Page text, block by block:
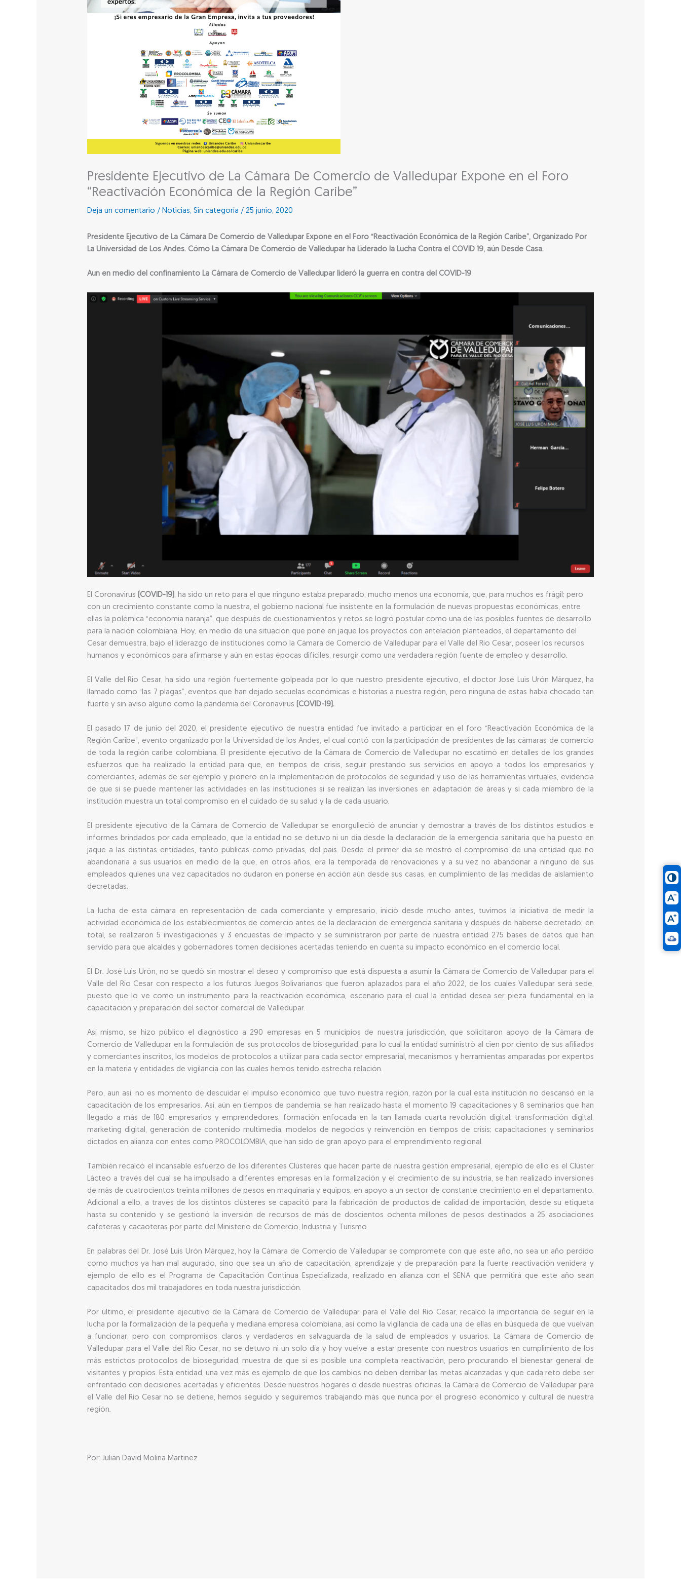
Presidente Ejecutivo de La Cámara De Comercio de Valledupar Expone en el Foro
“Reactivación Económica de la Región Caribe”
Deja un comentario / Noticias,Sin categoría / 25 junio, 2020
Presidente Ejecutivo de La Cámara De Comercio de Valledupar Expone en el Foro “Reactivación Económica de la Región Caribe”, Organizado Por
La Universidad de Los Andes. Cómo La Cámara De Comercio de Valledupar ha Liderado la Lucha Contra el COVID 19, aún Desde Casa.
Aun en medio del confinamiento La Cámara de Comercio de Valledupar lideró la guerra en contra del COVID-19
El Coronavirus (COVID-19), ha sido un reto para el que ninguno estaba preparado, mucho menos una economía, que, para muchos es frágil; pero
con un crecimiento constante como la nuestra, el gobierno nacional fue insistente en la formulación de nuevas propuestas económicas, entre
ellas la polémica “economía naranja”, que después de cuestionamientos y retos se logró postular como una de las posibles fuentes de desarrollo
para la nación colombiana. Hoy, en medio de una situación que pone en jaque los proyectos con antelación planteados, el departamento del
Cesar demuestra, bajo el liderazgo de instituciones como la Cámara de Comercio de Valledupar para el Valle del Río Cesar, poseer los recursos
humanos y económicos para afirmarse y aún en estas épocas difíciles, resurgir como una verdadera región fuente de empleo y desarrollo.
El Valle del Río Cesar, ha sido una región fuertemente golpeada por lo que nuestro presidente ejecutivo, el doctor José Luis Urón Márquez, ha
llamado como “las 7 plagas”, eventos que han dejado secuelas económicas e historias a nuestra región, pero ninguna de estas había chocado tan
fuerte y sin aviso alguno como la pandemia del Coronavirus (COVID-19).
El pasado 17 de junio del 2020, el presidente ejecutivo de nuestra entidad fue invitado a participar en el foro “Reactivación Económica de la
Región Caribe”, evento organizado por la Universidad de los Andes, el cual contó con la participación de presidentes de las cámaras de comercio
de toda la región caribe colombiana. El presidente ejecutivo de la Cámara de Comercio de Valledupar no escatimó en detalles de los grandes
esfuerzos que ha realizado la entidad para que, en tiempos de crisis, seguir prestando sus servicios en apoyo a todos los empresarios y
comerciantes, además de ser ejemplo y pionero en la implementación de protocolos de seguridad y uso de las herramientas virtuales, evidencia
de que sí se puede mantener las actividades en las instituciones si se realizan las inversiones en adaptación de áreas y si cada miembro de la
institución muestra un total compromiso en el cuidado de su salud y la de cada usuario.
El presidente ejecutivo de la Cámara de Comercio de Valledupar se enorgulleció de anunciar y demostrar a través de los distintos estudios e
informes brindados por cada empleado, que la entidad no se detuvo ni un día desde la declaración de la emergencia sanitaria que ha puesto en
jaque a las distintas entidades, tanto públicas como privadas, del país. Desde el primer día se mostró el compromiso de una entidad que no
abandonaría a sus usuarios en medio de la que, en otros años, era la temporada de renovaciones y a su vez no abandonar a ninguno de sus
empleados quienes una vez capacitados no dudaron en ponerse en acción aún desde sus casas, en cumplimiento de las medidas de aislamiento
decretadas.
La lucha de esta cámara en representación de cada comerciante y empresario, inició desde mucho antes, tuvimos la iniciativa de medir la
actividad económica de los establecimientos de comercio antes de la declaración de emergencia sanitaria y después de haberse decretado; en
total, se realizaron 5 investigaciones y 3 encuestas de impacto y se suministraron por parte de nuestra entidad 275 bases de datos que han
servido para que alcaldes y gobernadores tomen decisiones acertadas teniendo en cuenta su impacto económico en el comercio local.
El Dr. José Luis Urón, no se quedó sin mostrar el deseo y compromiso que está dispuesta a asumir la Cámara de Comercio de Valledupar para el
Valle del Río Cesar con respecto a los futuros Juegos Bolivarianos que fueron aplazados para el año 2022, de los cuales Valledupar será sede,
puesto que lo ve como un instrumento para la reactivación económica, escenario para el cual la entidad desea ser pieza fundamental en la
capacitación y preparación del sector comercial de Valledupar.
Así mismo, se hizo público el diagnóstico a 290 empresas en 5 municipios de nuestra jurisdicción, que solicitaron apoyo de la Cámara de
Comercio de Valledupar en la formulación de sus protocolos de bioseguridad, para lo cual la entidad suministró al cien por ciento de sus afiliados
y comerciantes inscritos, los modelos de protocolos a utilizar para cada sector empresarial, mecanismos y herramientas amparadas por expertos
en la materia y entidades de vigilancia con las cuales hemos tenido estrecha relación.
Pero, aun así, no es momento de descuidar el impulso económico que tuvo nuestra región, razón por la cual esta institución no descansó en la
capacitación de los empresarios. Así, aún en tiempos de pandemia, se han realizado hasta el momento 19 capacitaciones y 8 seminarios que han
llegado a más de 180 empresarios y emprendedores, formación enfocada en la tan llamada cuarta revolución digital: transformación digital,
marketing digital, generación de contenido multimedia, modelos de negocios y reinvención en tiempos de crisis; capacitaciones y seminarios
dictados en alianza con entes como PROCOLOMBIA, que han sido de gran apoyo para el emprendimiento regional.
También recalcó el incansable esfuerzo de los diferentes Clústeres que hacen parte de nuestra gestión empresarial, ejemplo de ello es el Clúster
Lácteo a través del cual se ha impulsado a diferentes empresas en la formalización y el crecimiento de su industria, se han realizado inversiones
de más de cuatrocientos treinta millones de pesos en maquinaria y equipos, en apoyo a un sector de constante crecimiento en el departamento.
Adicional a ello, a través de los distintos clústeres se capacitó para la fabricación de productos de calidad de importación, desde su etiqueta
hasta su contenido y se gestionó la inversión de recursos de más de doscientos ochenta millones de pesos destinados a 25 asociaciones
cafeteras y cacaoteras por parte del Ministerio de Comercio, Industria y Turismo.
En palabras del Dr. José Luis Urón Márquez, hoy la Cámara de Comercio de Valledupar se compromete con que este año, no sea un año perdido
como muchos ya han mal augurado, sino que sea un año de capacitación, aprendizaje y de preparación para la fuerte reactivación venidera y
ejemplo de ello es el Programa de Capacitación Continua Especializada, realizado en alianza con el SENA que permitirá que este año sean
capacitados dos mil trabajadores en toda nuestra jurisdicción.
Por último, el presidente ejecutivo de la Cámara de Comercio de Valledupar para el Valle del Río Cesar, recalcó la importancia de seguir en la
lucha por la formalización de la pequeña y mediana empresa colombiana, así como la vigilancia de cada una de ellas en búsqueda de que vuelvan
a funcionar, pero con compromisos claros y verdaderos en salvaguarda de la salud de empleados y usuarios. La Cámara de Comercio de
Valledupar para el Valle del Río Cesar, no se detuvo ni un solo día y hoy vuelve a estar presente con nuestros usuarios en cumplimiento de los
más estrictos protocolos de bioseguridad, muestra de que sí es posible una completa reactivación, pero procurando el bienestar general de
visitantes y propios. Esta entidad, una vez más es ejemplo de que los cambios no deben derribar las metas alcanzadas y que cada reto debe ser
enfrentado con decisiones acertadas y eficientes. Desde nuestros hogares o desde nuestras oficinas, la Cámara de Comercio de Valledupar para
el Valle del Río Cesar no se detiene, hemos seguido y seguiremos trabajando más que nunca por el progreso económico y cultural de nuestra
región.
Por: Julián David Molina Martínez.